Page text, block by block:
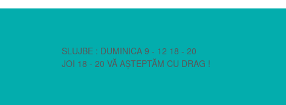
SLUJBE : DUMINICA 9 - 12 18 - 20
JOI 18 - 20 VĂ AȘTEPTĂM CU DRAG !